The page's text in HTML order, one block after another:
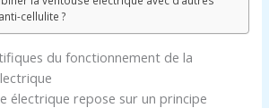
cellulite ?
du fonctionnement de la
électrique repose sur un principe